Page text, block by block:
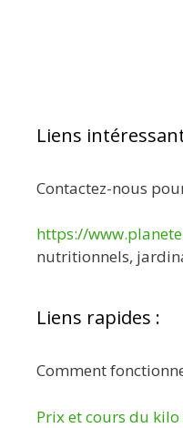
Liens
Contactez-nous
https://
nutritionnels,
Liens rapides :
Comment
Prix et cours du